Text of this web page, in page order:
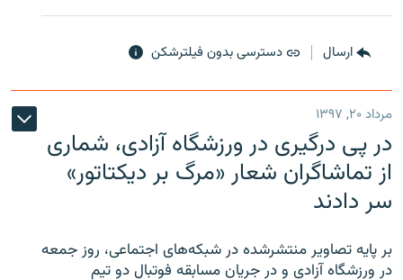
ارسال دسترسی بدون فیلترشکن
مرداد ۲۰, ۱۳۹۷
در پی درگیری در ورزشگاه آزادی، شماری
از تماشاگران شعار «مرگ بر دیکتاتور»
سر دادند
بر پایه تصاویر منتشرشده در شبکه‌های اجتماعی، روز جمعه
در ورزشگاه آزادی و در جریان مسابقه فوتبال دو تیم